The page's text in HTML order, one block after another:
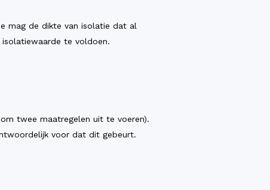
mag de dikte van isolatie dat al
te voldoen.
twee maatregelen uit te voeren).
voor dat dit gebeurt.